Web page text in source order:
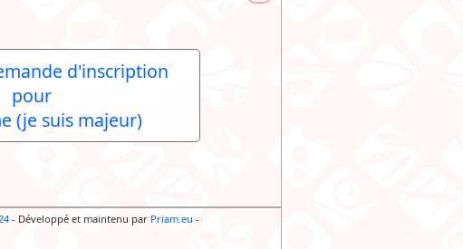
d'inscription
pour
(je suis majeur)
- Développé et maintenu par Priam.eu -